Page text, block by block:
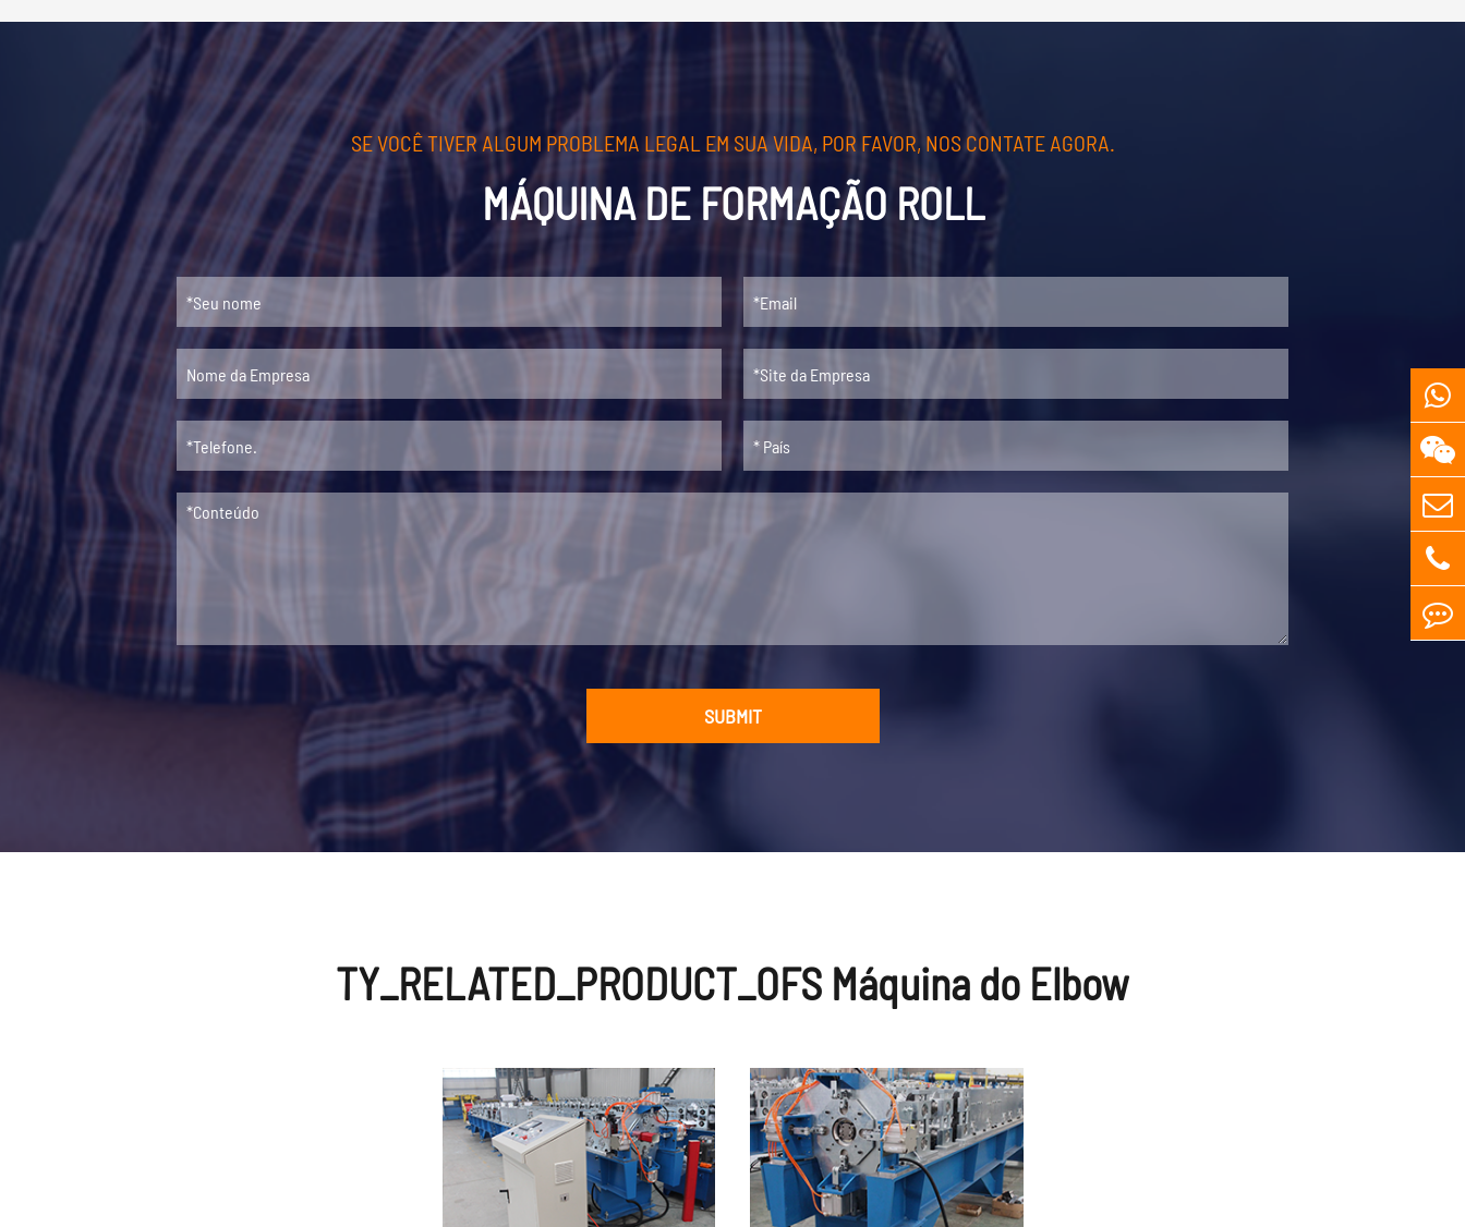
SE VOCÊ TIVER ALGUM PROBLEMA LEGAL EM SUA VIDA, POR FAVOR, NOS CONTATE AGORA.
MÁQUINA DE FORMAÇÃO ROLL
SUBMIT
TY_RELATED_PRODUCT_OFS Máquina do Elbow